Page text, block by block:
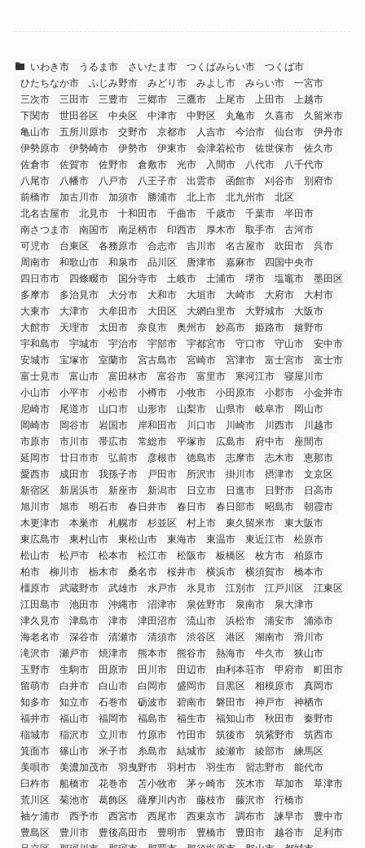
いわき市 うるま市 さいたま市 つくばみらい市
つくば市
ひたちなか市
ふじみ野市 みどり市 みよし市 みらい市
一宮市
三次市
三田市 三豊市 三郷市 三鷹市 上尾市 上田市
上越市
下関市
世田谷区 中央区 中津市 中野区 丸亀市 久喜市
久留米市
亀山市
五所川原市 交野市 京都市 人吉市 今治市 仙台市
伊丹市
伊勢原市
伊勢崎市 伊勢市 伊東市 会津若松市 佐世保市
佐久市
佐倉市
佐賀市 佐野市 倉敷市 光市 入間市 八代市
八千代市
八尾市
八幡市 八戸市 八王子市 出雲市 函館市 刈谷市
別府市
前橋市
加古川市 加須市 勝浦市 北上市 北九州市
北区
北名古屋市
北見市 十和田市 千曲市 千歳市 千葉市
半田市
南さつま市
南国市 南足柄市 印西市 厚木市 取手市
古河市
可児市
台東区 各務原市 合志市 吉川市 名古屋市 吹田市
呉市
周南市
和歌山市 和泉市 品川区 唐津市 嘉麻市
四国中央市
四日市市
四條畷市 国分寺市 土岐市 土浦市 堺市 塩竈市
墨田区
多摩市
多治見市 大分市 大和市 大垣市 大崎市 大府市
大村市
大東市
大津市 大牟田市 大田区 大網白里市 大野城市
大阪市
大館市
天理市 太田市 奈良市 奥州市 妙高市 姫路市
嬉野市
宇和島市
宇城市 宇治市 宇部市 宇都宮市 守口市 守山市
安中市
安城市
宝塚市 室蘭市 宮古島市 宮崎市 宮津市 富士宮市
富士市
富士見市
富山市 富田林市 富谷市 富里市 寒河江市
寝屋川市
小山市
小平市 小松市 小樽市 小牧市 小田原市 小郡市
小金井市
尼崎市
尾道市 山口市 山形市 山梨市 山県市 岐阜市
岡山市
岡崎市
岡谷市 岩国市 岸和田市 川口市 川崎市 川西市
川越市
市原市
市川市 帯広市 常総市 平塚市 広島市 府中市
座間市
延岡市
廿日市市 弘前市 彦根市 徳島市 志摩市 志木市
恵那市
愛西市
成田市 我孫子市 戸田市 所沢市 掛川市 摂津市
文京区
新宿区
新居浜市 新座市 新潟市 日立市 日進市 日野市
日高市
旭川市
旭市 明石市 春日井市 春日市 春日部市 昭島市
朝霞市
木更津市
本巣市 札幌市 杉並区 村上市 東久留米市
東大阪市
東広島市
東村山市 東松山市 東海市 東温市 東近江市
松原市
松山市
松戸市 松本市 松江市 松阪市 板橋区 枚方市
柏原市
柏市
柳川市 栃木市 桑名市 桜井市 横浜市 横須賀市
橋本市
橿原市
武蔵野市 武雄市 水戸市 氷見市 江別市 江戸川区
江東区
江田島市
池田市 沖縄市 沼津市 泉佐野市 泉南市
泉大津市
津久見市
津島市 津市 津田沼市 流山市 浜松市 浦安市
浦添市
海老名市
深谷市 清瀬市 清須市 渋谷区 港区 湖南市
滑川市
滝沢市
瀬戸市 焼津市 熊本市 熊谷市 熱海市 牛久市
狭山市
玉野市
生駒市 田原市 田川市 田辺市 由利本荘市 甲府市
町田市
留萌市
白井市 白山市 白岡市 盛岡市 目黒区 相模原市
真岡市
知多市
知立市 石巻市 砺波市 碧南市 磐田市 神戸市
神栖市
福井市
福山市 福岡市 福島市 福生市 福知山市 秋田市
秦野市
稲城市
稲沢市 立川市 竹原市 竹田市 筑後市 筑紫野市
筑西市
箕面市
篠山市 米子市 糸島市 結城市 綾瀬市 綾部市
練馬区
美唄市
美濃加茂市 羽曳野市 羽村市 羽生市 習志野市
能代市
臼杵市
船橋市 花巻市 苫小牧市 茅ヶ崎市 茨木市 草加市
草津市
荒川区
菊池市 葛飾区 薩摩川内市 藤枝市 藤沢市
行橋市
袖ケ浦市
西予市 西宮市 西尾市 西東京市 調布市 諫早市
豊中市
豊島区
豊川市 豊後高田市 豊明市 豊橋市 豊田市 越谷市
足利市